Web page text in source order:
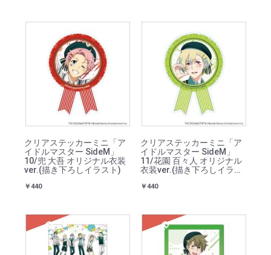
クリアステッカーミニ「ア
イドルマスター SideM」
10/兜 大吾 オリジナル衣装
ver.(描き下ろしイラスト)
￥440
クリアステッカーミニ「ア
イドルマスター SideM」
11/花園 百々人 オリジナル
衣装ver.(描き下ろしイラス
￥440
SOLD SOLD